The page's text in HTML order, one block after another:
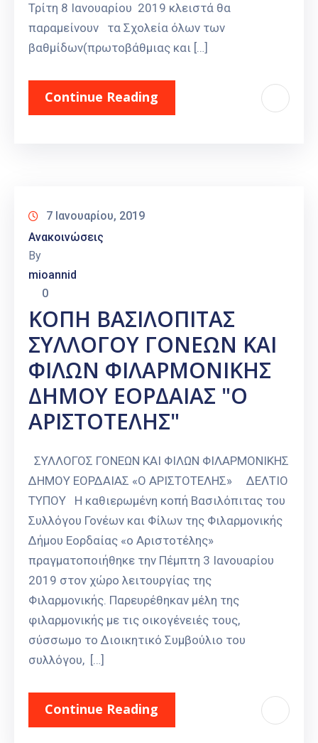
Τρίτη 8 Ιανουαρίου 2019 κλειστά θα
παραμείνουν τα Σχολεία όλων των
βαθμίδων(πρωτοβάθμιας και […]
Continue Reading
7 Ιανουαρίου, 2019
Ανακοινώσεις
By
mioannid
0
ΚΟΠΗ ΒΑΣΙΛΟΠΙΤΑΣ
ΣΥΛΛΟΓΟΥ ΓΟΝΕΩΝ ΚΑΙ
ΦΙΛΩΝ ΦΙΛΑΡΜΟΝΙΚΗΣ
ΔΗΜΟΥ ΕΟΡΔΑΙΑΣ "Ο
ΑΡΙΣΤΟΤΕΛΗΣ"
ΣΥΛΛΟΓΟΣ ΓΟΝΕΩΝ ΚΑΙ ΦΙΛΩΝ ΦΙΛΑΡΜΟΝΙΚΗΣ
ΔΗΜΟΥ ΕΟΡΔΑΙΑΣ «Ο ΑΡΙΣΤΟΤΕΛΗΣ» ΔΕΛΤΙΟ
ΤΥΠΟΥ Η καθιερωμένη κοπή Βασιλόπιτας του
Συλλόγου Γονέων και Φίλων της Φιλαρμονικής
Δήμου Εορδαίας «ο Αριστοτέλης»
πραγματοποιήθηκε την Πέμπτη 3 Ιανουαρίου
2019 στον χώρο λειτουργίας της
Φιλαρμονικής. Παρευρέθηκαν μέλη της
φιλαρμονικής με τις οικογένειές τους,
σύσσωμο το Διοικητικό Συμβούλιο του
συλλόγου, […]
Continue Reading